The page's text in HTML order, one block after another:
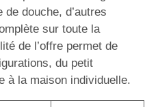
de douche, d’autres
sur toute la
de l’offre permet de
du petit
à la maison individuelle.